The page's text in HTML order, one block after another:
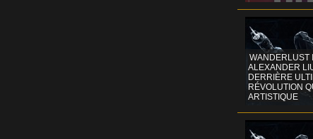
WANDERLUST
ALEXANDER
DERRIÈRE
RÉVOLUTION
ARTISTIQUE